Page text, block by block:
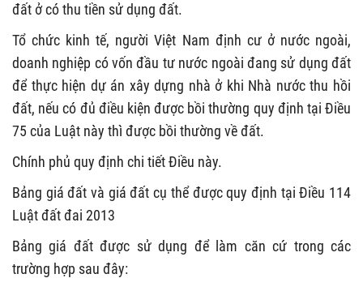
đất ở có thu tiền sử dụng đất.
Tổ chức kinh tế, người Việt Nam định cư ở nước ngoài,
doanh nghiệp có vốn đầu tư nước ngoài đang sử dụng đất
để thực hiện dự án xây dựng nhà ở khi Nhà nước thu hồi
đất, nếu có đủ điều kiện được bồi thường quy định tại Điều
75 của Luật này thì được bồi thường về đất.
Chính phủ quy định chi tiết Điều này.
Bảng giá đất và giá đất cụ thể được quy định tại Điều 114
Luật đất đai 2013
Bảng giá đất được sử dụng để làm căn cứ trong các
trường hợp sau đây: